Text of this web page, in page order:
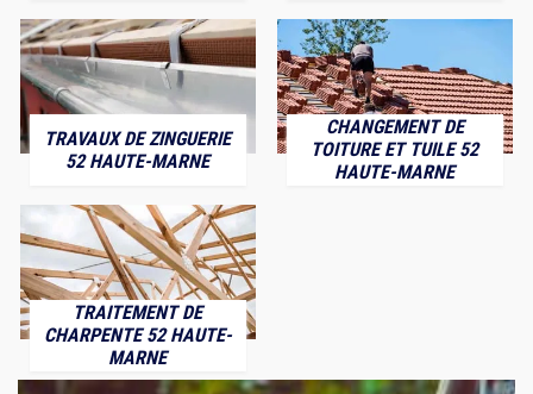
TRAVAUX DE ZINGUERIE
52 HAUTE-MARNE
CHANGEMENT DE
TOITURE ET TUILE 52
HAUTE-MARNE
TRAITEMENT DE
CHARPENTE 52 HAUTE-
MARNE